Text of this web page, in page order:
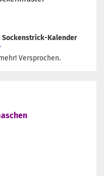
Sockenstrick-Kalender
Versprochen.